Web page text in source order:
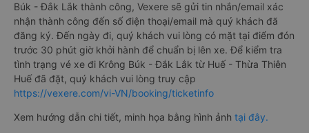
Búk - Đắk Lắk thành công, Vexere sẽ gửi tin nhắn/email xác
nhận thành công đến số điện thoại/email mà quý khách đã
đăng ký. Đến ngày đi, quý khách vui lòng có mặt tại điểm đón
trước 30 phút giờ khởi hành để chuẩn bị lên xe. Để kiểm tra
tình trạng vé xe đi Krông Búk - Đắk Lắk từ Huế - Thừa Thiên
Huế đã đặt, quý khách vui lòng truy cập
https://vexere.com/vi-VN/booking/ticketinfo
Xem hướng dẫn chi tiết, minh họa bằng hình ảnh tại đây.